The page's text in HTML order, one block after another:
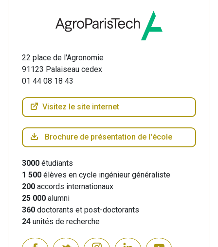
22 place de l'Agronomie
91123 Palaiseau cedex
01 44 08 18 43
Visitez le site internet
Brochure de présentation de l'école
3000 étudiants
1 500 élèves en cycle ingénieur généraliste
200 accords internationaux
25 000 alumni
360 doctorants et post-doctorants
24 unités de recherche